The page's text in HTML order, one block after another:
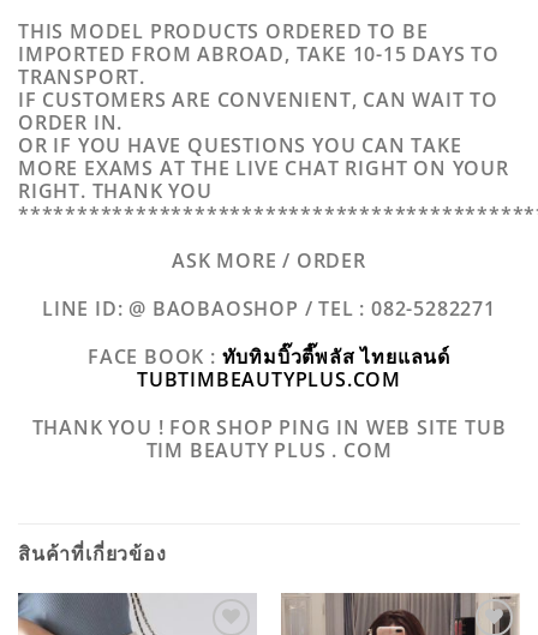
THIS MODEL PRODUCTS ORDERED TO BE
IMPORTED FROM ABROAD, TAKE 10-15 DAYS TO
TRANSPORT.
IF CUSTOMERS ARE CONVENIENT, CAN WAIT TO
ORDER IN.
OR IF YOU HAVE QUESTIONS YOU CAN TAKE
MORE EXAMS AT THE LIVE CHAT RIGHT ON YOUR
RIGHT. THANK YOU
ASK MORE / ORDER
LINE ID: @ BAOBAOSHOP /TEL : 082-5282271
FACE BOOK : ทับทิมบิ๊วตี๊พลัส ไทยแลนด์
TUBTIMBEAUTYPLUS.COM
THANK YOU ! FOR SHOP PING IN WEB SITE TUB
TIM BEAUTY PLUS . COM
สินค้าที่เกี่ยวข้อง